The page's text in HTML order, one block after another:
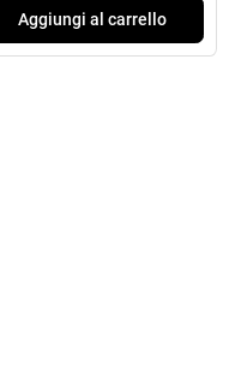
Aggiungi al carrello